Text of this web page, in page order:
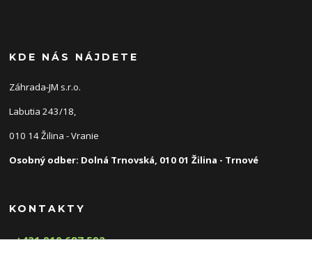
KDE NÁS NÁJDETE
Záhrada-JM s.r.o.
Labutia 243/18,
010 14 Žilina - Vranie
Osobný odber: Dolná Trnovská, 010 01 Žilina - Trnové
KONTAKTY
+421 910 687 592